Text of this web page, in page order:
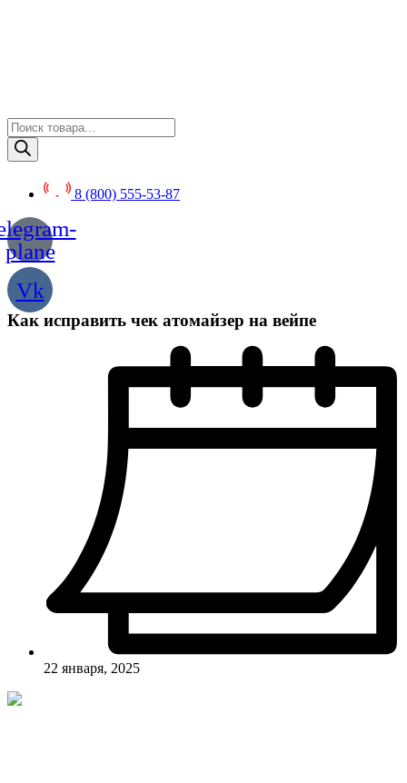
Поиск
товаров
8 (800) 555-53-87
plane
Vk
Как исправить чек атомайзер на вейпе
22 января, 2025